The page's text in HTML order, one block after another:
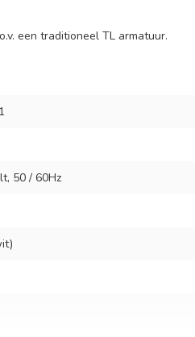
een traditioneel TL armatuur.
50 / 60Hz